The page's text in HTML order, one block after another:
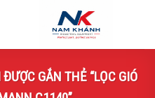
GẮN THẺ “LỌC GIÓ